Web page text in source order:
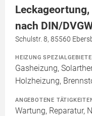
nach DIN/
Schulstr. 8, 85560
HEIZUNG SPEZIALGEBIETE
Gasheizung,
Holzheizung,
ANGEBOTENE
Wartung, Reparatur,